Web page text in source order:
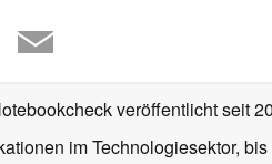
veröffentlichtseit
im Technologiesektor,